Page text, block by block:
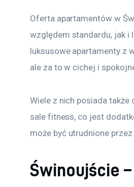
Oferta apartamentów w
względem standardu, jak i
luksusowe apartamenty z
ale za to w cichej i
Wiele z nich posiada także
sale fitness, co jest
może być utrudnione przez
Świnoujście